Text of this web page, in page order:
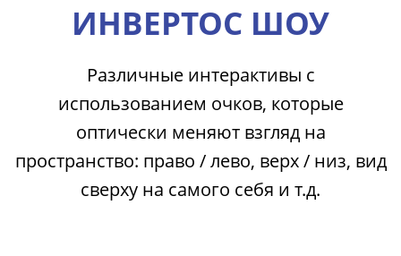
ИНВЕРТОС ШОУ
Различные интерактивы с
использованием очков, которые
оптически меняют взгляд на
пространство: право / лево, верх / низ, вид
сверху на самого себя и т.д.